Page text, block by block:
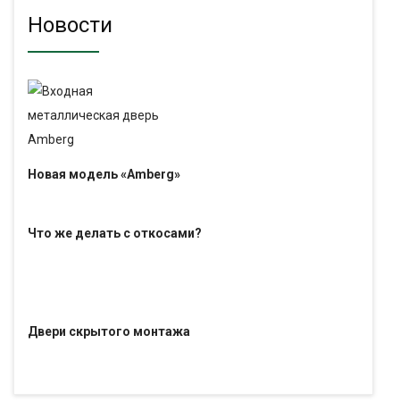
Новости
Новая модель «Amberg»
Что же делать с откосами?
Двери скрытого монтажа